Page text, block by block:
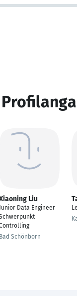
Liu
Junior Data Engineer
Bad Schönborn